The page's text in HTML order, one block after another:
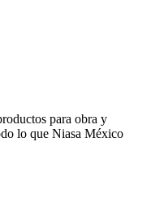
para obra y
lo que Niasa México